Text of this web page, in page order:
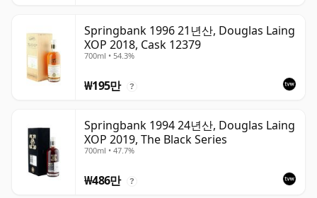
Springbank 1996 21년산, Douglas Laing
XOP 2018, Cask 12379
700ml • 54.3%
₩195만 ?
Springbank 1994 24년산, Douglas Laing
XOP 2019, The Black Series
700ml • 47.7%
₩486만 ?